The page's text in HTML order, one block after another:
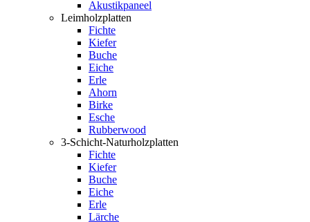
Akustikpaneel
Leimholzplatten
Fichte
Kiefer
Buche
Eiche
Erle
Ahorn
Birke
Esche
Rubberwood
3-Schicht-Naturholzplatten
Fichte
Kiefer
Buche
Eiche
Erle
Lärche